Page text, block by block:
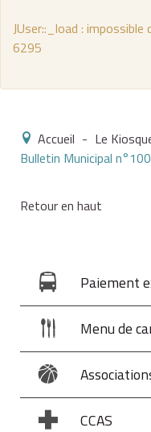
JUser::_load :
6295
Accueil - Le
Bulletin Municipal
Retour en haut
Paiement
Menu de
CCAS